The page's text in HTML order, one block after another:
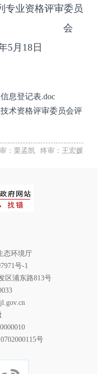
专业资格评审委员
会
年5月18日
息登记表.doc
术资格评审委员会评
：栗孟凯 终审：王宏媛
态环境厅
号-1
区浦东路813号
号